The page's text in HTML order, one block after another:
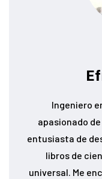
Ingeniero
apasionado
entusiasta de
libros de
universal. Me